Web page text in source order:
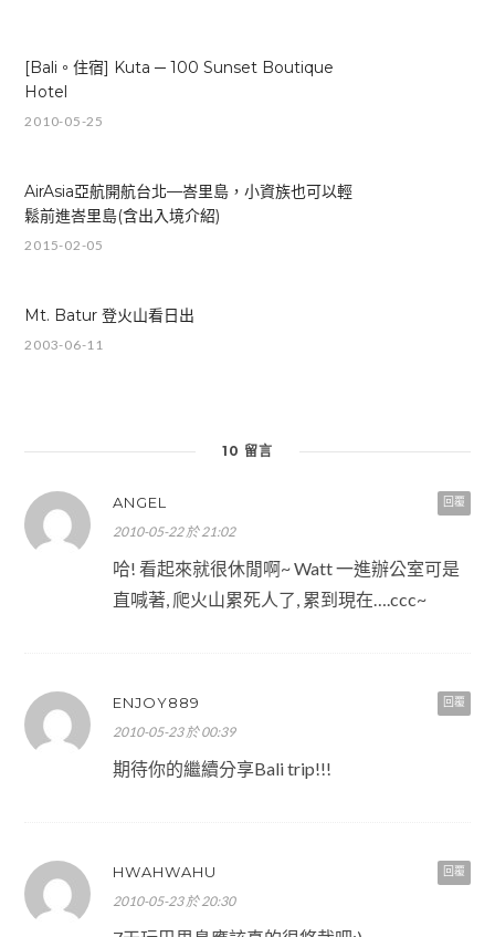
[Bali。住宿] Kuta ─ 100 Sunset Boutique
Hotel
2010-05-25
AirAsia亞航開航台北—峇里島，小資族也可以輕
鬆前進峇里島(含出入境介紹)
2015-02-05
Mt. Batur 登火山看日出
2003-06-11
10 留言
回覆
ANGEL
2010-05-22 於 21:02
哈! 看起來就很休閒啊~ Watt 一進辦公室可是
直喊著, 爬火山累死人了, 累到現在….ccc~
回覆
ENJOY889
2010-05-23 於 00:39
期待你的繼續分享Bali trip!!!
回覆
HWAHWAHU
2010-05-23 於 20:30